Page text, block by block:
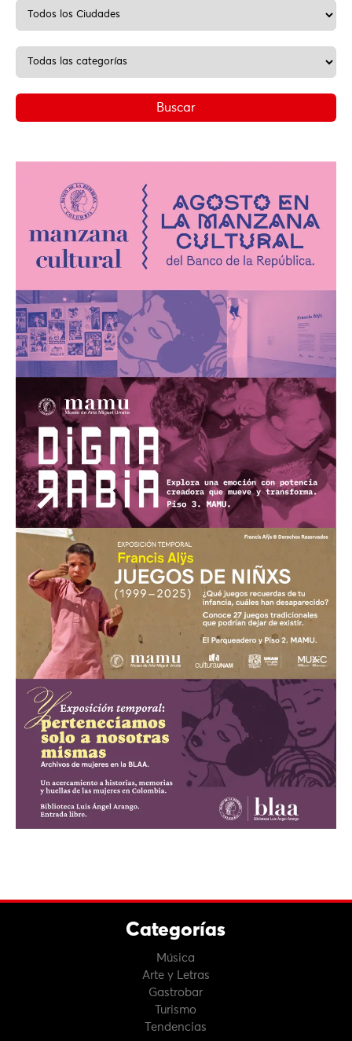
Categorías
Música
Arte y Letras
Gastrobar
Turismo
Tendencias